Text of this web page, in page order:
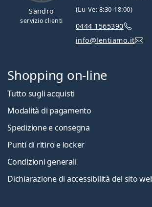
Sandro
servizio clienti
(Lu-Ve: 8:30-18:00)
0444 1565390
info@lentiamo.it
Shopping on-line
Tutto sugli acquisti
Modalità di pagamento
Spedizione e consegna
Punti di ritiro e locker
Condizioni generali
Dichiarazione di accessibilità del sito